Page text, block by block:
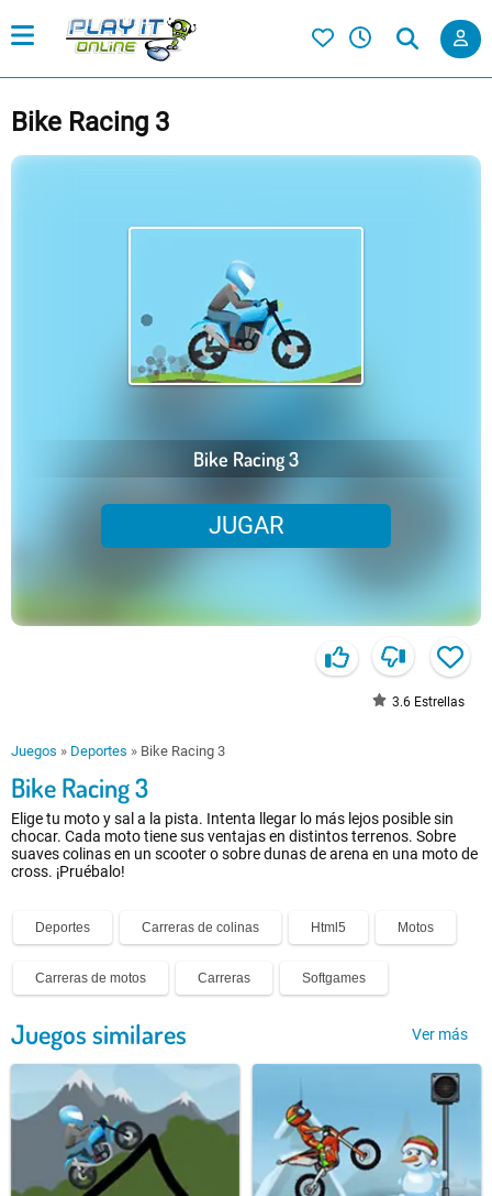
Bike Racing 3
Bike Racing 3
JUGAR
3.6 Estrellas
Juegos » Deportes » Bike Racing 3
Bike Racing 3
Elige tu moto y sal a la pista. Intenta llegar lo más lejos posible sin
chocar. Cada moto tiene sus ventajas en distintos terrenos. Sobre
suaves colinas en un scooter o sobre dunas de arena en una moto de
cross. ¡Pruébalo!
Deportes Carreras de colinas Html5 Motos
Carreras de motos Carreras Softgames
Juegos similares Ver más